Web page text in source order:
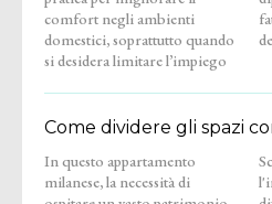
comfort negli ambienti
domestici, soprattutto quando
si desidera limitare l’impiego
fattori: portata, regolarità
Come dividere gli spazi
In questo appartamento
milanese, la necessità di
Scopriamo come
l'inserimento di una libreria